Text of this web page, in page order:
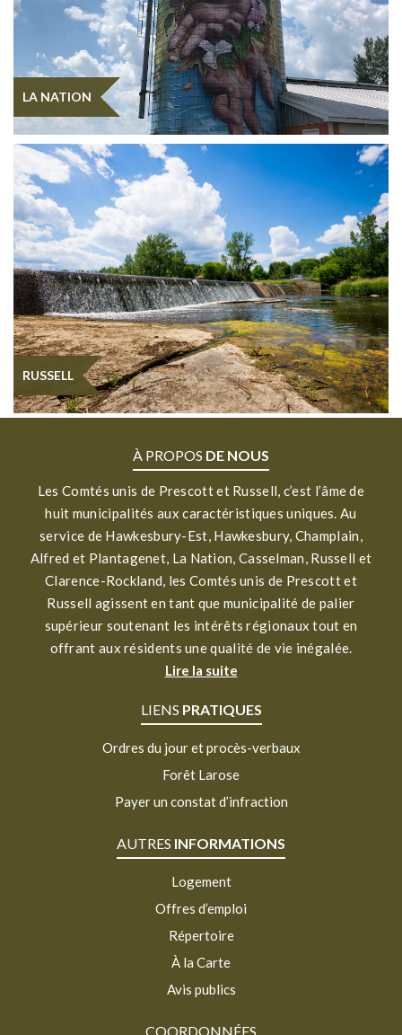
LA NATION
RUSSELL
À PROPOS DE NOUS
Les Comtés unis de Prescott et Russell, c’est l’âme de
huit municipalités aux caractéristiques uniques. Au
service de Hawkesbury-Est, Hawkesbury, Champlain,
Alfred et Plantagenet, La Nation, Casselman, Russell et
Clarence-Rockland, les Comtés unis de Prescott et
Russell agissent en tant que municipalité de palier
supérieur soutenant les intérêts régionaux tout en
offrant aux résidents une qualité de vie inégalée.
Lire la suite
LIENS PRATIQUES
Ordres du jour et procès-verbaux
Forêt Larose
Payer un constat d’infraction
AUTRES INFORMATIONS
Logement
Offres d’emploi
Répertoire
À la Carte
Avis publics
COORDONNÉES